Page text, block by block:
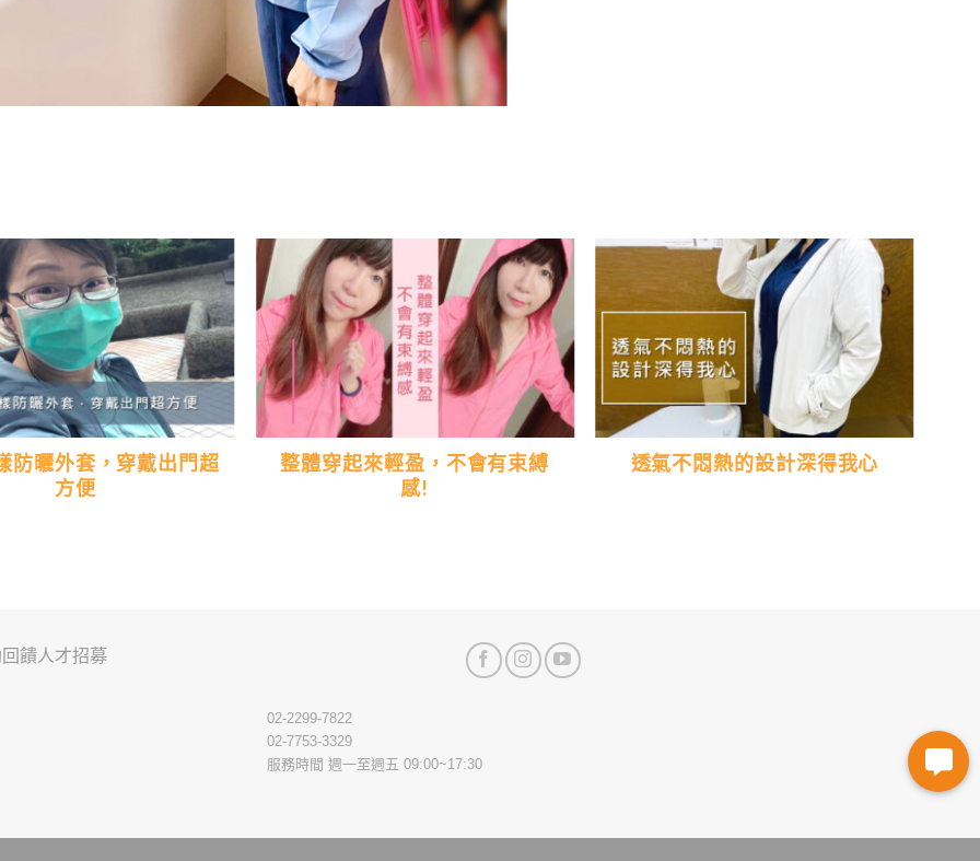
防曬外套，穿戴出門超
方便
整體穿起來輕盈，不會有束縛
感!
透氣不悶熱的設計深得我心
饋人才招募
02-2299-7822
02-7753-3329
服務時間 週一至週五 09:00~17:30